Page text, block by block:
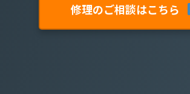
修理のご相談はこちら